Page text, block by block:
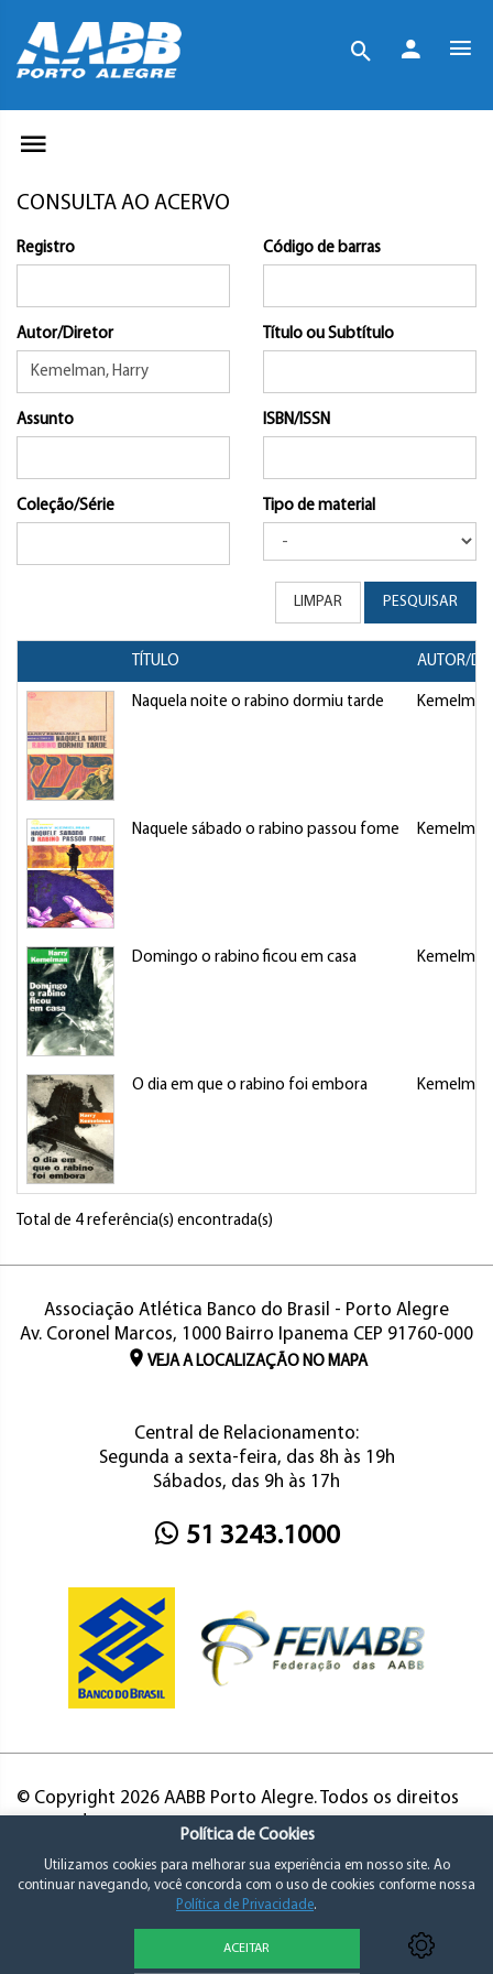
CONSULTA AO ACERVO
Registro Código de barras
Autor/Diretor Título ou Subtítulo
Assunto ISBN/ISSN
Coleção/Série Tipo de material
LIMPAR PESQUISAR
TÍTULO AUTOR/
Naquela noite o rabino dormiu tarde
Naquele sábado o rabino passou fome
Domingo o rabino ficou em casa
O dia em que o rabino foi embora
Total de 4 referência(s) encontrada(s)
Associação Atlética Banco do Brasil - Porto Alegre
Av. Coronel Marcos, 1000 Bairro Ipanema CEP 91760-000
VEJA A LOCALIZAÇÃO NO MAPA
Central de Relacionamento:
Segunda a sexta-feira, das 8h às 19h
Sábados, das 9h às 17h
51 3243.1000
© Copyright 2026 AABB Porto Alegre. Todos os direitos
Política de Cookies
Utilizamos cookies para melhorar sua experiência em nosso site. Ao
continuar navegando, você concorda com o uso de cookies conforme nossa
Política de Privacidade.
ACEITAR